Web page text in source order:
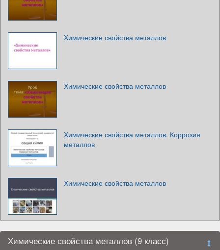
Химические свойства металлов
Химические свойства металлов
Химические свойства металлов. Коррозия
металлов
Химические свойства металлов
Химические свойства металлов (9 класс)